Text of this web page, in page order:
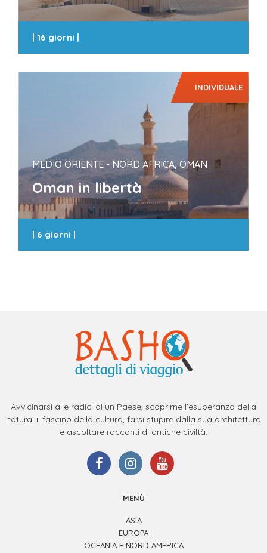
|16 giorni |
INDIVIDUALE
MEDIO ORIENTE - NORD AFRICA, OMAN
Oman in libertà
| 6 giorni |
Avvicinarsi alle radici di un Paese, scoprirne l’esuberanza della
natura, il fascino della cultura, farsi stupire dalla sua architettura
e ascoltare racconti di antiche civiltà.
MENÙ
ASIA
EUROPA
OCEANIA E NORD AMERICA